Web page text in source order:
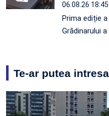
06.08.26 18:45
Prima ediție
Grădinarului
Te-ar putea